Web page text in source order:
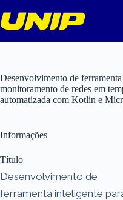
para
o
Desenvolvimento de
monitoramento de redes em
automatizada com Kotlin e
Informações
Título
Desenvolvimento de
ferramenta inteligente